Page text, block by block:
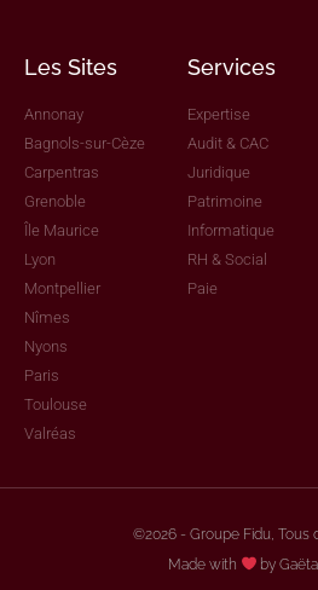
Les Sites
Annonay
Bagnols-sur-Cèze
Carpentras
Grenoble
Île Maurice
Lyon
Montpellier
Nîmes
Nyons
Paris
Toulouse
Valréas
Services
Expertise
Audit & CAC
Juridique
Patrimoine
Informatique
RH & Social
Paie
©2026 - Groupe Fidu, Tous
Made with
by